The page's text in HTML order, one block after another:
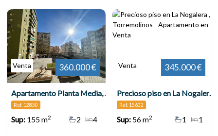
Venta 360.000 €
Apartamento Planta Media, Torremolinos Centro
Ref. 12850
Sup:155 m2 4
2
Venta 345.000 €
Precioso piso en La Nogalera , Torremolinos
Ref. 15602
Sup:56 m2 1
1